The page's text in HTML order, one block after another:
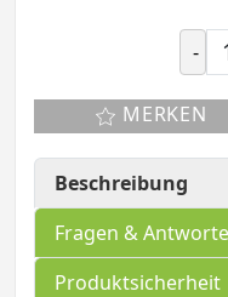
-
MERKEN
Beschreibung
Fragen &
Produktsicherheit